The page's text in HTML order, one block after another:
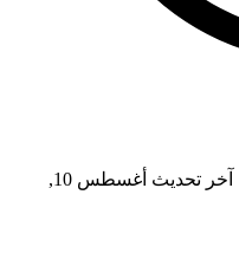
آخر تحديث
أغسطس 10,